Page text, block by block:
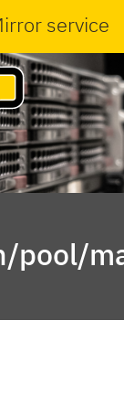
service
pool/